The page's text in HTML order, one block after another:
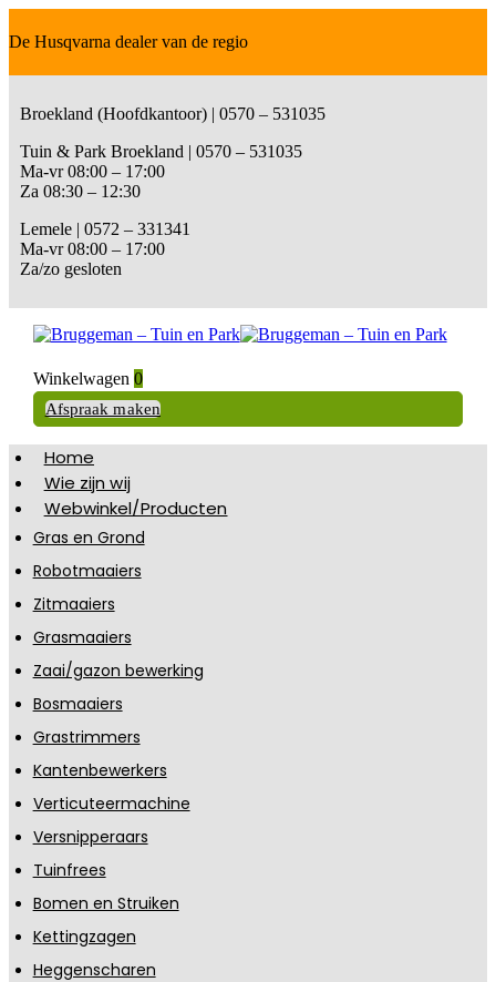
De Husqvarna dealer van de regio
Broekland (Hoofdkantoor) | 0570 – 531035
Tuin & Park Broekland | 0570 – 531035
Ma-vr 08:00 – 17:00
Za 08:30 – 12:30
Lemele | 0572 – 331341
Ma-vr 08:00 – 17:00
Za/zo gesloten
Winkelwagen 0
Afspraak maken
Home
Wie zijn wij
Webwinkel/Producten
Gras en Grond
Robotmaaiers
Zitmaaiers
Grasmaaiers
Zaai/gazon bewerking
Bosmaaiers
Grastrimmers
Kantenbewerkers
Verticuteermachine
Versnipperaars
Tuinfrees
Bomen en Struiken
Kettingzagen
Heggenscharen